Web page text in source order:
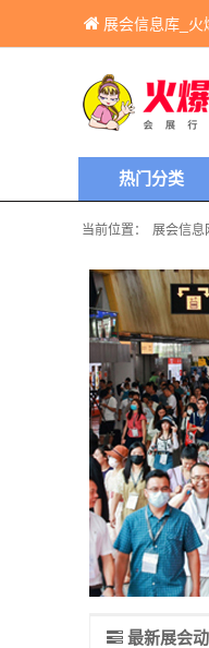
展会信息库_火
热门分类
当前位置： 展会信息
最新展会